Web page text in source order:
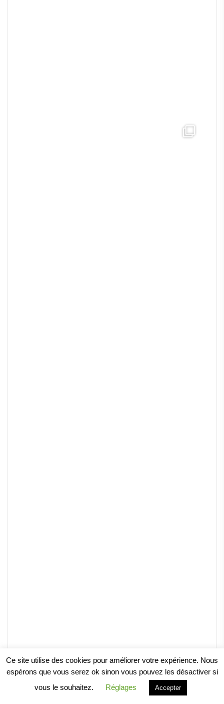
Ce site utilise des cookies pour améliorer votre expérience. Nous
espérons que vous serez ok sinon vous pouvez les désactiver si
vous le souhaitez.
Réglages Accepter